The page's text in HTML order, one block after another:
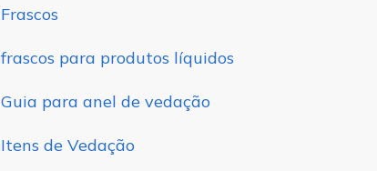
Frascos
frascos para produtos líquidos
Guia para anel de vedação
Itens de Vedação